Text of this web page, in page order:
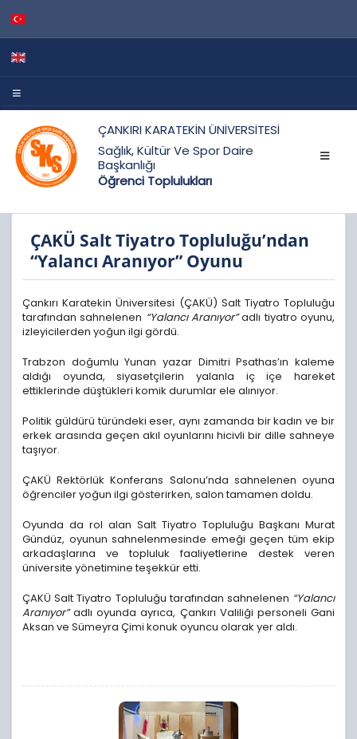
ÇANKIRI KARATEKİN ÜNİVERSİTESİ
Sağlık, Kültür Ve Spor Daire
Başkanlığı
Öğrenci Toplulukları
ÇAKÜ Salt Tiyatro Topluluğu’ndan
“Yalancı Aranıyor” Oyunu
Çankırı Karatekin Üniversitesi (ÇAKÜ) Salt Tiyatro Topluluğu
tarafından sahnelenen “Yalancı Aranıyor” adlı tiyatro oyunu,
izleyicilerden yoğun ilgi gördü.
Trabzon doğumlu Yunan yazar Dimitri Psathas’ın kaleme
aldığı oyunda, siyasetçilerin yalanla iç içe hareket
ettiklerinde düştükleri komik durumlar ele alınıyor.
Politik güldürü türündeki eser, aynı zamanda bir kadın ve bir
erkek arasında geçen akıl oyunlarını hicivli bir dille sahneye
taşıyor.
ÇAKÜ Rektörlük Konferans Salonu’nda sahnelenen oyuna
öğrenciler yoğun ilgi gösterirken, salon tamamen doldu.
Oyunda da rol alan Salt Tiyatro Topluluğu Başkanı Murat
Gündüz, oyunun sahnelenmesinde emeği geçen tüm ekip
arkadaşlarına ve topluluk faaliyetlerine destek veren
üniversite yönetimine teşekkür etti.
ÇAKÜ Salt Tiyatro Topluluğu tarafından sahnelenen “Yalancı
Aranıyor” adlı oyunda ayrıca, Çankırı Valiliği personeli Gani
Aksan ve Sümeyra Çimi konuk oyuncu olarak yer aldı.